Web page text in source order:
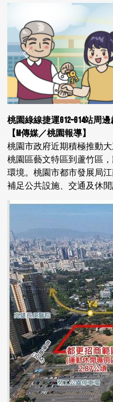
桃園綠線捷運G12~G14站周
【M傳媒／桃園報導】
桃園市政府近期積極推動大
桃園區藝文特區到蘆竹區
環境。桃園市都市發展局
補足公共設施、交通及休